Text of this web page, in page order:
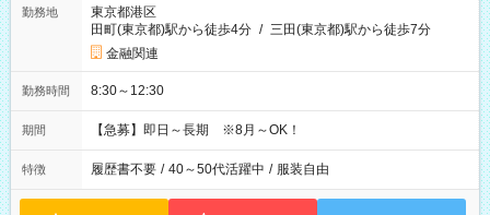
勤務地
東京都港区
田町(東京都)駅から徒歩4分 / 三田(東京都)駅から徒歩7分
金融関連
勤務時間 8:30～12:30
期間 【急募】即日～長期 ※8月～OK！
特徴 履歴書不要 / 40～50代活躍中 / 服装自由